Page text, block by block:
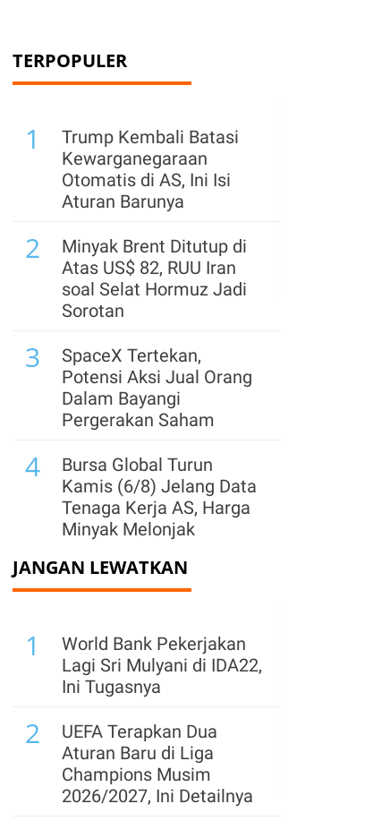
TERPOPULER
1
Trump Kembali Batasi
Kewarganegaraan
Otomatis di AS, Ini Isi
Aturan Barunya
2
Minyak Brent Ditutup di
Atas US$ 82, RUU Iran
soal Selat Hormuz Jadi
Sorotan
3
SpaceX Tertekan,
Potensi Aksi Jual Orang
Dalam Bayangi
Pergerakan Saham
4
Bursa Global Turun
Kamis (6/8) Jelang Data
Tenaga Kerja AS, Harga
Minyak Melonjak
5
Dolar AS Menguat
terhadap Yen Jelang Rilis
6
Harga Emas Pangkas
Penguatan, Kenaikan
Minyak akibat Iran Tekan
Sentimen Pasar
AS Terapkan Tarif 15%
atas Produk Polysilicon,
JANGAN LEWATKAN
1
World Bank Pekerjakan
Lagi Sri Mulyani di IDA22,
Ini Tugasnya
2
UEFA Terapkan Dua
Aturan Baru di Liga
Champions Musim
2026/2027, Ini Detailnya